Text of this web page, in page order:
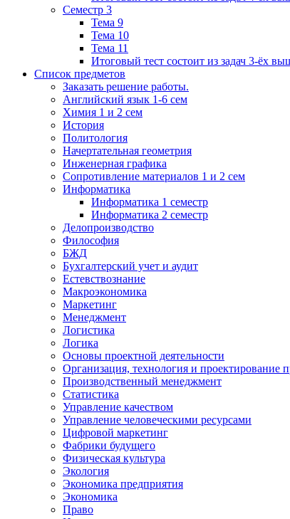
Семестр 3
Тема 9
Тема 10
Тема 11
Итоговый тест состоит из задач 3-ёх
Список предметов
Заказать решение работы.
Английский язык 1-6 сем
Химия 1 и 2 сем
История
Политология
Начертательная геометрия
Инженерная графика
Сопротивление материалов 1 и 2 сем
Информатика
Информатика 1 семестр
Информатика 2 семестр
Делопроизводство
Философия
БЖД
Бухгалтерский учет и аудит
Естевствознание
Макроэкономика
Маркетинг
Менеджмент
Логистика
Логика
Основы проектной деятельности
Организация, технология и проектирование
Производственный менеджмент
Статистика
Управление качеством
Управление человеческими ресурсами
Цифровой маркетинг
Фабрики будущего
Физическая культура
Экология
Экономика предприятия
Экономика
Право